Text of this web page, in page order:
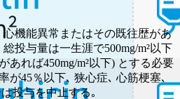
心機能異常またはその既往歴があ
投与量は一生涯で500mg/m²以下
あれば450mg/m²以下) とする必要
が45％以下､ 狭心症､ 心筋梗塞､
投与を中止する｡